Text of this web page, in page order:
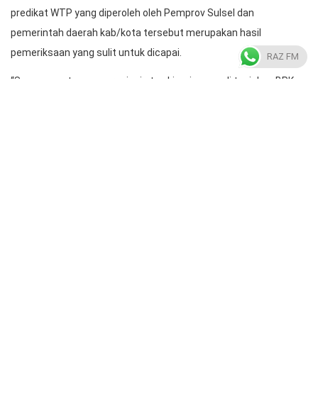
predikat WTP yang diperoleh oleh Pemprov Sulsel dan
pemerintah daerah kab/kota tersebut merupakan hasil
pemeriksaan yang sulit untuk dicapai.
“Saya sangat mengapresiasi atas kinerja yang di tunjukan BPK
RAZ FM